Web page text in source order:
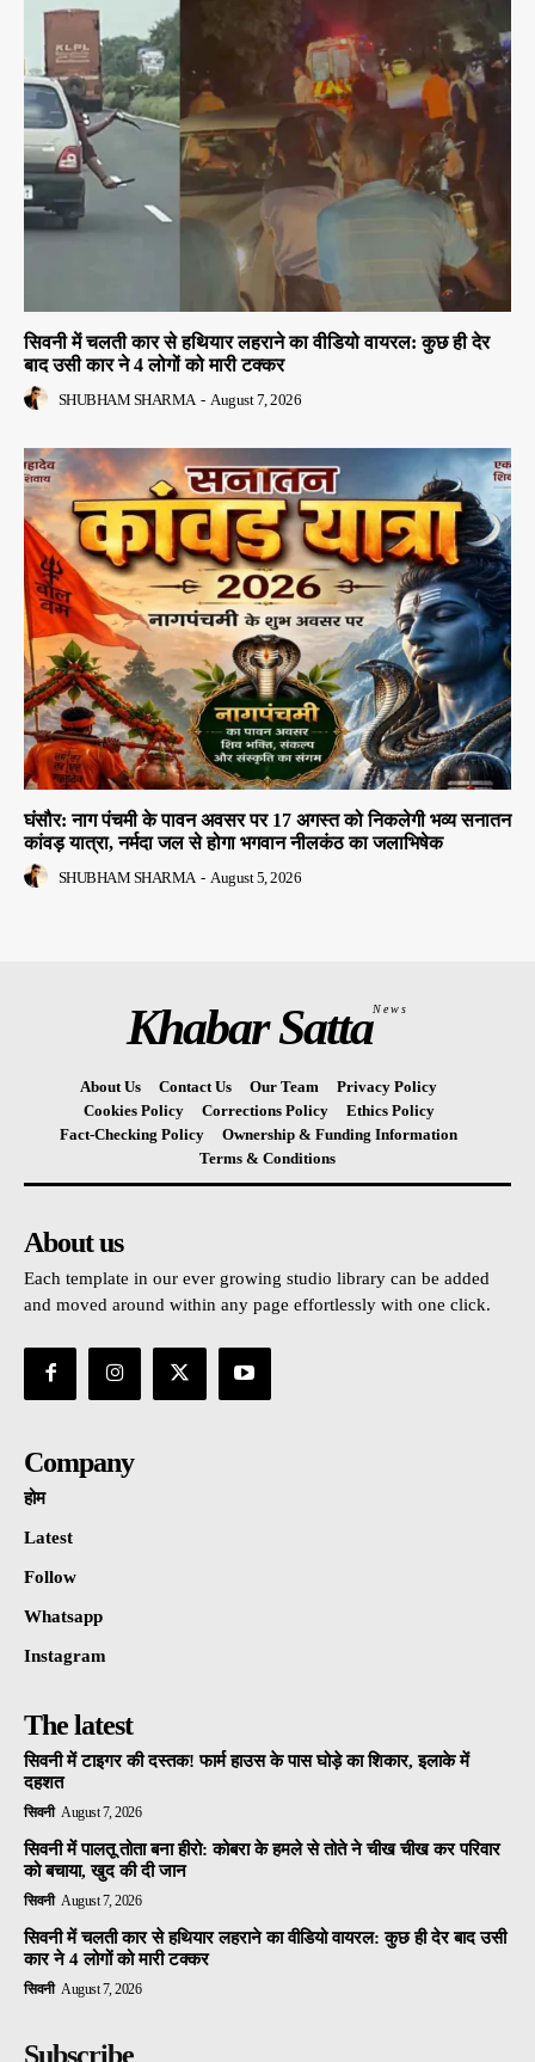
सिवनी में चलती कार से हथियार लहराने का वीडियो वायरल: कुछ ही देर
बाद उसी कार ने 4 लोगों को मारी टक्कर
SHUBHAM SHARMA - August 7, 2026
घंसौर: नाग पंचमी के पावन अवसर पर 17 अगस्त को निकलेगी भव्य सनातन
कांवड़ यात्रा, नर्मदा जल से होगा भगवान नीलकंठ का जलाभिषेक
SHUBHAM SHARMA - August 5, 2026
Khabar SattaNews
About Us Contact Us Our Team
Privacy Policy
Cookies Policy
Corrections Policy
Ethics Policy
Fact-Checking Policy
Ownership & Funding Information
Terms & Conditions
About us
Each template in our ever growing studio library can be added
and moved around within any page effortlessly with one click.
Company
होम
Latest
Follow
Whatsapp
Instagram
The latest
सिवनी में टाइगर की दस्तक! फार्म हाउस के पास घोड़े का शिकार, इलाके में
दहशत
सिवनी August 7, 2026
सिवनी में पालतू तोता बना हीरो: कोबरा के हमले से तोते ने चीख चीख कर परिवार
को बचाया, खुद की दी जान
सिवनी August 7, 2026
सिवनी में चलती कार से हथियार लहराने का वीडियो वायरल: कुछ ही देर बाद उसी
कार ने 4 लोगों को मारी टक्कर
सिवनी August 7, 2026
Subscribe